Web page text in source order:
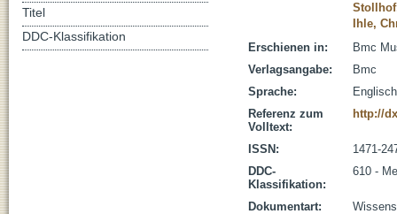
Ihle,
Erschienen in:
Bmc
Verlagsangabe:
Bmc
Sprache:
Englisch
Referenz zum
Volltext:
http://
ISSN:
1471-
DDC-
Klassifikation:
610 -
Dokumentart:
Titel
DDC-Klassifikation